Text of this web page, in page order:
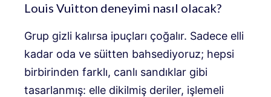
Louis Vuitton deneyimi nasıl olacak?
Grup gizli kalırsa ipuçları çoğalır. Sadece elli
kadar oda ve süitten bahsediyoruz; hepsi
birbirinden farklı, canlı sandıklar gibi
tasarlanmış: elle dikilmiş deriler, işlemeli